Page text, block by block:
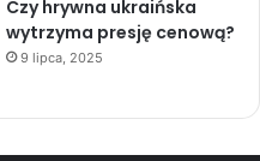
Czy hrywna ukraińska
wytrzyma presję cenową?
9 lipca, 2025